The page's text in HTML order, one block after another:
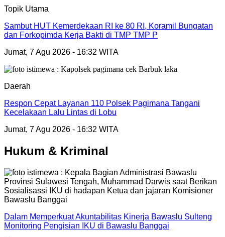
Topik Utama
Sambut HUT Kemerdekaan RI ke 80 RI, Koramil Bungatan
dan Forkopimda Kerja Bakti di TMP TMP P
Jumat, 7 Agu 2026 - 16:32 WITA
Daerah
Respon Cepat Layanan 110 Polsek Pagimana Tangani
Kecelakaan Lalu Lintas di Lobu
Jumat, 7 Agu 2026 - 16:32 WITA
Hukum & Kriminal
Dalam Memperkuat Akuntabilitas Kinerja Bawaslu Sulteng
Monitoring Pengisian IKU di Bawaslu Banggai